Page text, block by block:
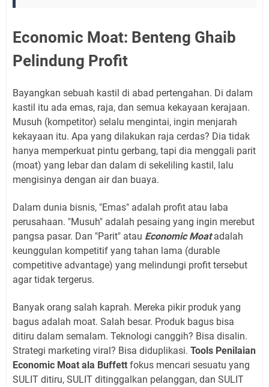
Economic Moat: Benteng Ghaib
Pelindung Profit
Bayangkan sebuah kastil di abad pertengahan. Di dalam
kastil itu ada emas, raja, dan semua kekayaan kerajaan.
Musuh (kompetitor) selalu mengintai, ingin menjarah
kekayaan itu. Apa yang dilakukan raja cerdas? Dia tidak
hanya memperkuat pintu gerbang, tapi dia menggali parit
(moat) yang lebar dan dalam di sekeliling kastil, lalu
mengisinya dengan air dan buaya.
Dalam dunia bisnis, "Emas" adalah profit atau laba
perusahaan. "Musuh" adalah pesaing yang ingin merebut
pangsa pasar. Dan "Parit" atau Economic Moatadalah
keunggulan kompetitif yang tahan lama (durable
competitive advantage) yang melindungi profit tersebut
agar tidak tergerus.
Banyak orang salah kaprah. Mereka pikir produk yang
bagus adalah moat. Salah besar. Produk bagus bisa
ditiru dalam semalam. Teknologi canggih? Bisa disalin.
Strategi marketing viral? Bisa diduplikasi. Tools Penilaian
Economic Moat ala Buffett fokus mencari sesuatu yang
SULIT ditiru, SULIT ditinggalkan pelanggan, dan SULIT